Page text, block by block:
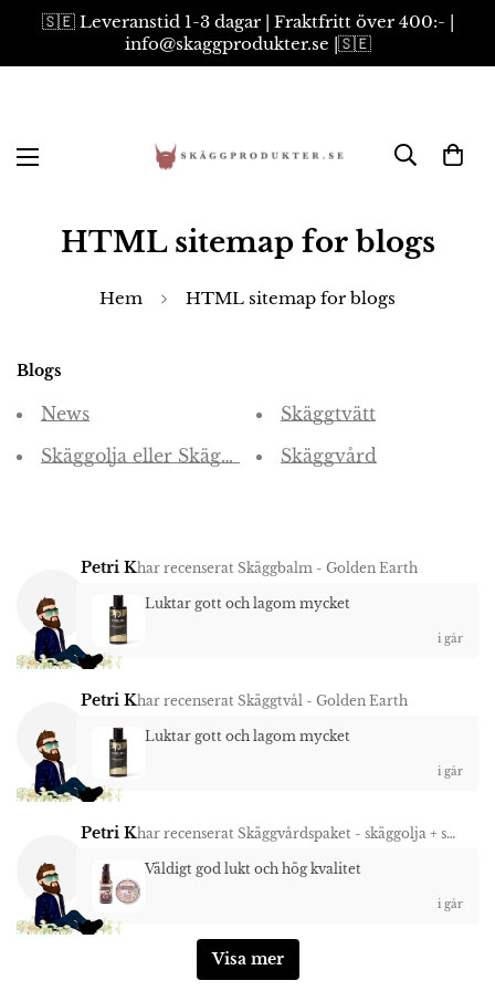
🇸🇪 Leveranstid 1-3 dagar | Fraktfritt över 400:- |
info@skaggprodukter.se |🇸🇪
HTML sitemap for blogs
Hem HTML sitemap for blogs
Blogs
News
Skäggolja eller Skäggbalm
Skäggtvätt
Skäggvård
Petri Khar recenserat Skäggbalm - Golden Earth
Luktar gott och lagom mycket
i går
Petri Khar recenserat Skäggtvål - Golden Earth
Luktar gott och lagom mycket
i går
Petri Khar recenserat Skäggvårdspaket - skäggolja + skäggvax Trollskog
Väldigt god lukt och hög kvalitet
i går
Visa mer